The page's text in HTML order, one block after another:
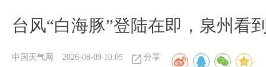
台风“白海豚”登陆在即，泉州看
中国天气网 2026-08-09 10:05 分享